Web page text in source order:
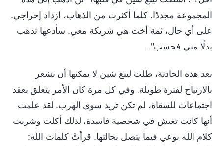
المجموعة مجددًا. كلما أكثرت من الذهاب، ازداد إحراجي.
على أي حال، ثمة أخت هي شريكة معي. سأدعها تذهب
بدلًا مني فحسب".
بعد هذه الحادثة، ظلت لينغ شين لا يمكنها أن تشعر
بالارتياح لفترة طويلة. وفي كل مرة كان الأمر يتعلق بعقد
اجتماعات للسقاة، لم تكن تريد سوى الهرب. لقد علمت
أنها كانت تعيش في شخصية فاسدة، لذلك أكلت وشربت
كلام الله بوعي فيما يتصل بحالتها. قرأتْ كلمات الله: